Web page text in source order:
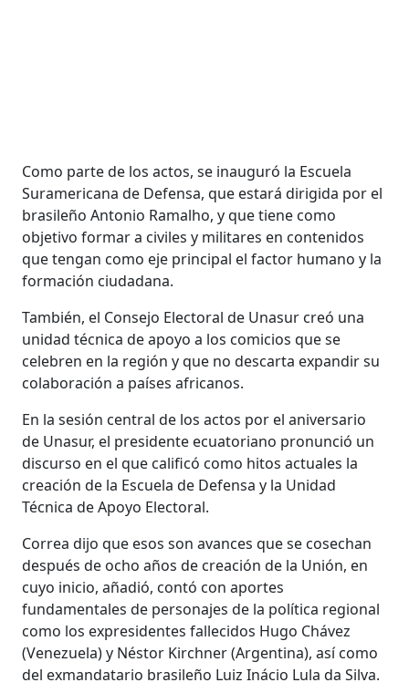
Como parte de los actos, se inauguró la Escuela
Suramericana de Defensa, que estará dirigida por el
brasileño Antonio Ramalho, y que tiene como
objetivo formar a civiles y militares en contenidos
que tengan como eje principal el factor humano y la
formación ciudadana.
También, el Consejo Electoral de Unasur creó una
unidad técnica de apoyo a los comicios que se
celebren en la región y que no descarta expandir su
colaboración a países africanos.
En la sesión central de los actos por el aniversario
de Unasur, el presidente ecuatoriano pronunció un
discurso en el que calificó como hitos actuales la
creación de la Escuela de Defensa y la Unidad
Técnica de Apoyo Electoral.
Correa dijo que esos son avances que se cosechan
después de ocho años de creación de la Unión, en
cuyo inicio, añadió, contó con aportes
fundamentales de personajes de la política regional
como los expresidentes fallecidos Hugo Chávez
(Venezuela) y Néstor Kirchner (Argentina), así como
del exmandatario brasileño Luiz Inácio Lula da Silva.